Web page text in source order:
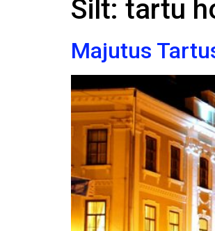
Silt: tartu
Majutus